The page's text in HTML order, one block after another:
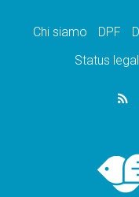
Chi siamo DPF
Status